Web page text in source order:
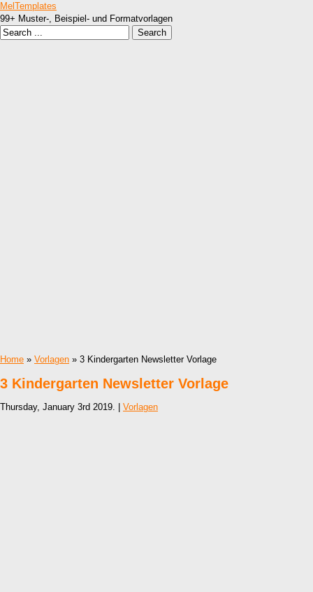
MelTemplates
99+ Muster-, Beispiel- und Formatvorlagen
Home » Vorlagen » 3 Kindergarten Newsletter Vorlage
3 Kindergarten Newsletter Vorlage
Thursday, January 3rd 2019. | Vorlagen